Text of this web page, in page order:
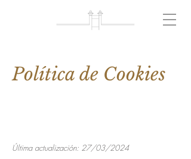
Política de Cookies
Última actualización: 27/03/2024